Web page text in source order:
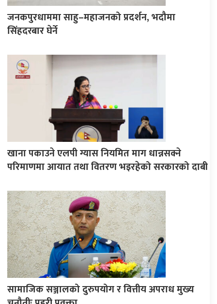
जनकपुरधाममा साहु–महाजनको प्रदर्शन, भदौमा
सिंहदरबार घेर्ने
खाना पकाउने एलपी ग्यास नियमित माग धान्नसक्ने
परिमाणमा आयात तथा वितरण भइरहेको सरकारको दाबी
सामाजिक सञ्जालको दुरुपयोग र वित्तीय अपराध मुख्य